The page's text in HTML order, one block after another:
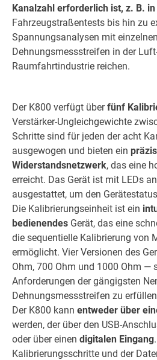
Kanalzahl erforderlich ist, z. B.
Fahrzeugstraßentests bis hin zu
Spannungsanalysen mit einzelnen
Dehnungsmessstreifen in der
Raumfahrtindustrie reichen.
Der K800 verfügt überfünf
Verstärker-Ungleichgewichte
Schritte sind für jeden der acht
ausgewogen und bieten ein
Widerstandsnetzwerk, das eine
erreicht. Das Gerät ist mit LEDs
ausgestattet, um den
Die Kalibrierungseinheit ist ein
bedienendes Gerät, das eine
die sequentielle Kalibrierung von
ermöglicht. Vier Versionen des
Ohm, 700 Ohm und 1000 Ohm —
Anforderungen der gängigsten
Dehnungsmessstreifen zu
Der K800 kann entweder über
werden, der über den USB-
oder über einen digitalen Eingang
Kalibrierungsschritte und der